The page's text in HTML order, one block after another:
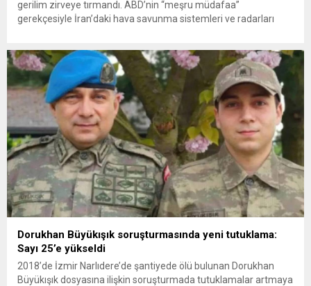
gerilim zirveye tırmandı. ABD’nin “meşru müdafaa”
gerekçesiyle İran’daki hava savunma sistemleri ve radarları
yeni bir ABD saldırısına anında yanıt verileceğini duyurdu....
Dorukhan Büyükışık soruşturmasında yeni tutuklama:
Sayı 25’e yükseldi
2018’de İzmir Narlıdere’de şantiyede ölü bulunan Dorukhan
Büyükışık dosyasına ilişkin soruşturmada tutuklamalar artmaya